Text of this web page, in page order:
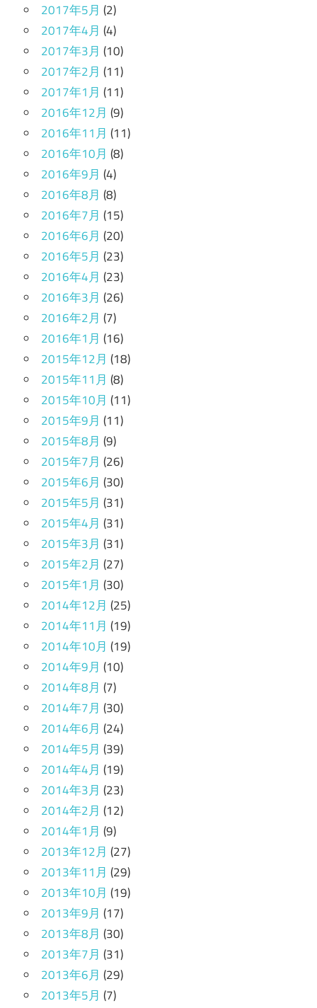
2017年5月 (2)
2017年4月 (4)
2017年3月 (10)
2017年2月 (11)
2017年1月 (11)
2016年12月 (9)
2016年11月 (11)
2016年10月 (8)
2016年9月 (4)
2016年8月 (8)
2016年7月 (15)
2016年6月 (20)
2016年5月 (23)
2016年4月 (23)
2016年3月 (26)
2016年2月 (7)
2016年1月 (16)
2015年12月 (18)
2015年11月 (8)
2015年10月 (11)
2015年9月 (11)
2015年8月 (9)
2015年7月 (26)
2015年6月 (30)
2015年5月 (31)
2015年4月 (31)
2015年3月 (31)
2015年2月 (27)
2015年1月 (30)
2014年12月 (25)
2014年11月 (19)
2014年10月 (19)
2014年9月 (10)
2014年8月 (7)
2014年7月 (30)
2014年6月 (24)
2014年5月 (39)
2014年4月 (19)
2014年3月 (23)
2014年2月 (12)
2014年1月 (9)
2013年12月 (27)
2013年11月 (29)
2013年10月 (19)
2013年9月 (17)
2013年8月 (30)
2013年7月 (31)
2013年6月 (29)
2013年5月 (7)